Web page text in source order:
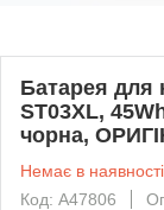
Батарея для
ST03XL,
чорна,
Немає в наявності
Код: A47806